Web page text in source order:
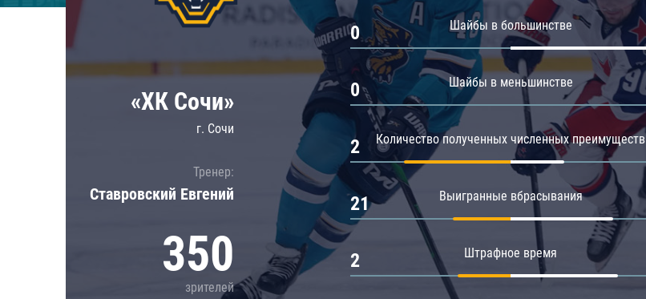
Локомотив
ЦСКА
Шанхайские Драконы
Амур
Барыс
Салават Юлаев
«ХК Сочи»
г. Сочи
Тренер:
Ставровский Евгений
350
зрителей
Шайбы в большинстве
0
Шайбы в меньшинстве
0
Количество полученных численных преимуществ
2
Выигранные вбрасывания
21
Штрафное время
2